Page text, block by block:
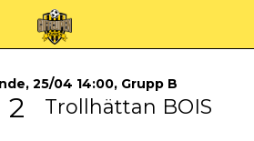
25/04 14:00, Grupp B
2 Trollhättan BOIS